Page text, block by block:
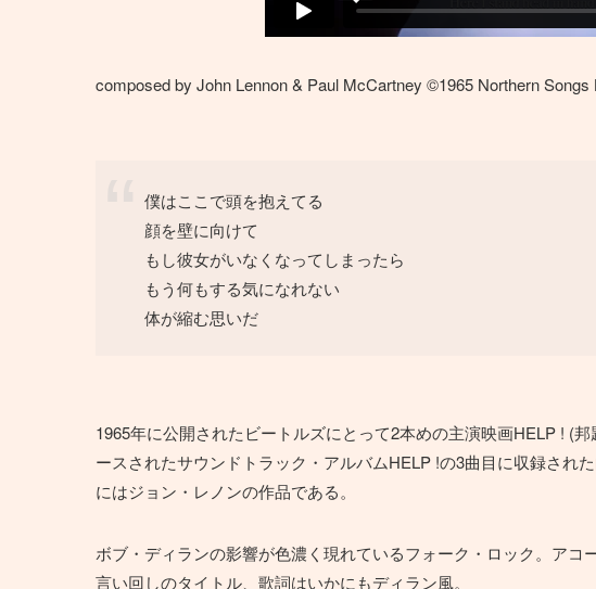
composed by John Lennon & Paul McCartney ©1965 Northern Songs
僕はここで頭を抱えてる
顔を壁に向けて
もし彼女がいなくなってしまったら
もう何もする気になれない
体が縮む思いだ
1965年に公開されたビートルズにとって2本めの主演映画HELP ! (
ースされたサウンドトラック・アルバムHELP !の3曲目に収録され
にはジョン・レノンの作品である。
ボブ・ディランの影響が色濃く現れているフォーク・ロック。ア
言い回しのタイトル、歌詞はいかにもディラン風。